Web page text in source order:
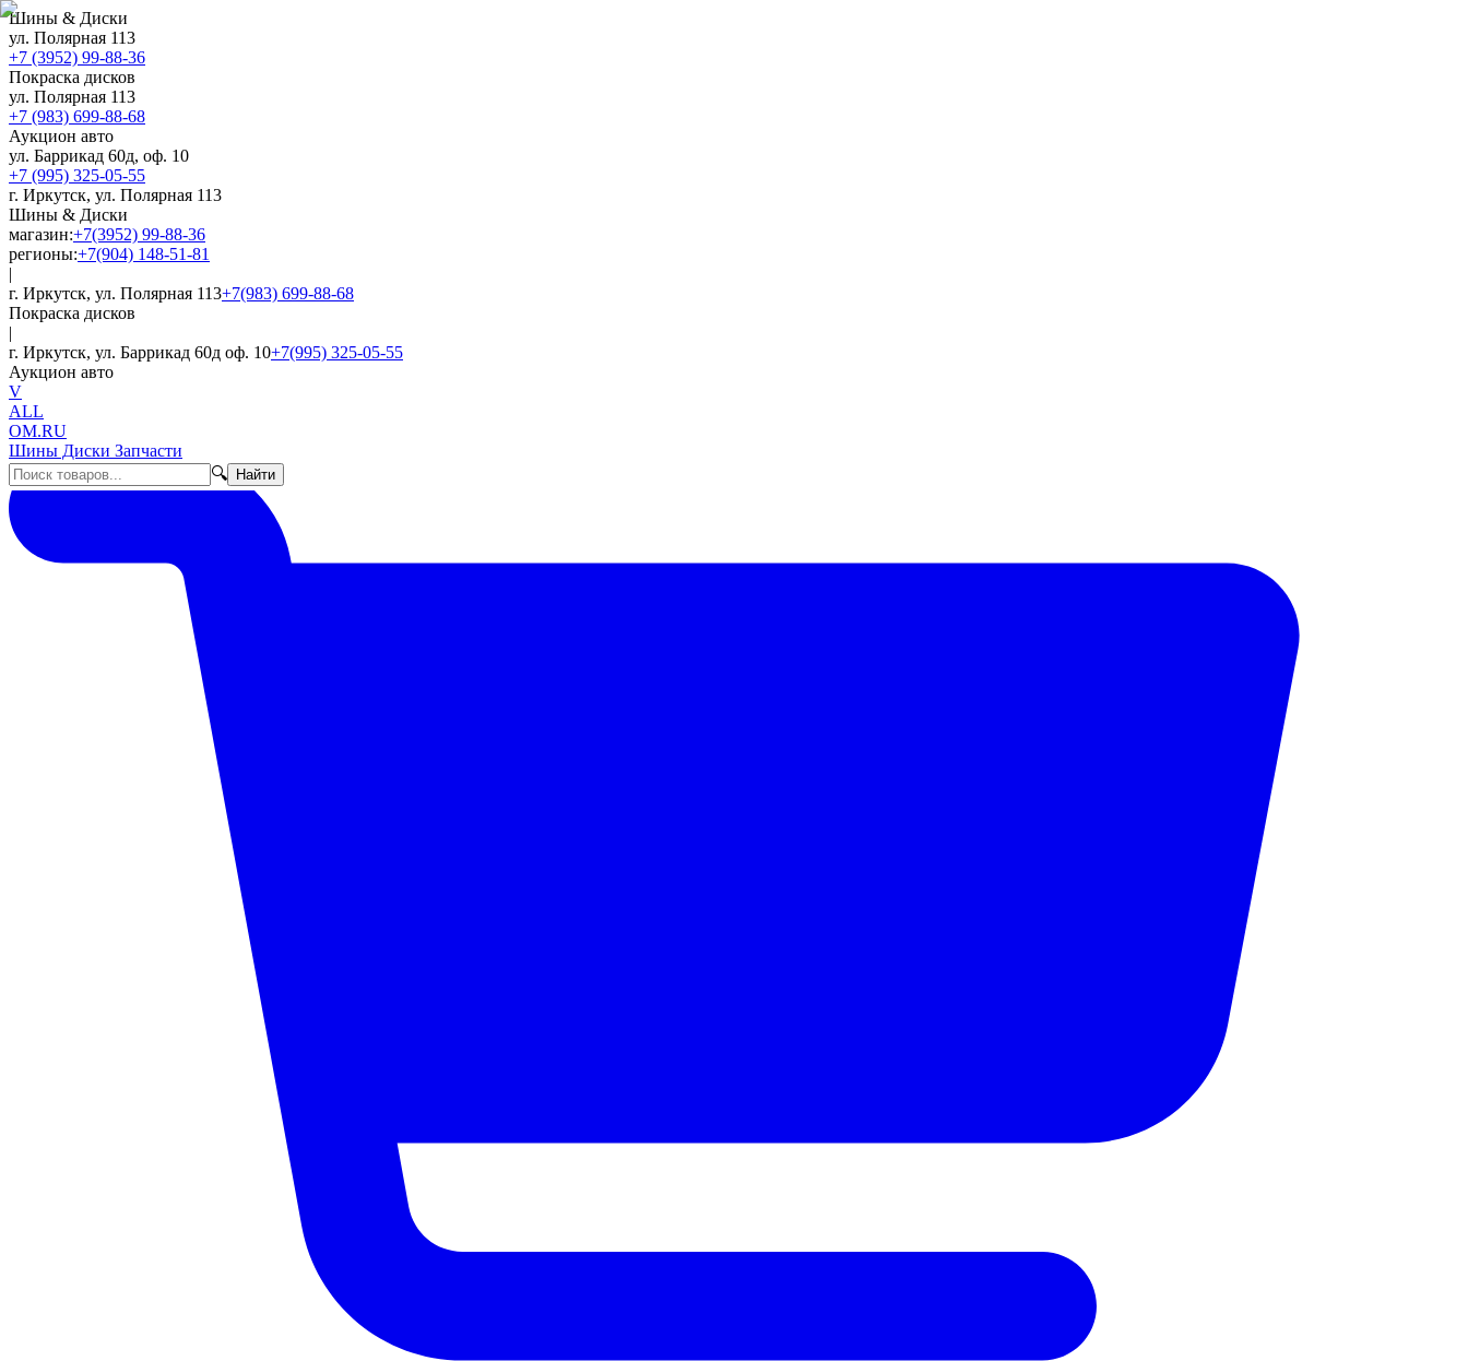
Шины & Диски
ул. Полярная 113
+7 (3952) 99-88-36
Покраска дисков
ул. Полярная 113
+7 (983) 699-88-68
Аукцион авто
ул. Баррикад 60д, оф. 10
+7 (995) 325-05-55
г. Иркутск, ул. Полярная 113
Шины & Диски
магазин:+7(3952) 99-88-36
регионы:+7(904) 148-51-81
|
г. Иркутск, ул. Полярная 113+7(983) 699-88-68
Покраска дисков
|
г. Иркутск, ул. Баррикад 60д оф. 10+7(995) 325-05-55
Аукцион авто
V
ALL
OM.RU
Шины Диски Запчасти
🔍
Найти